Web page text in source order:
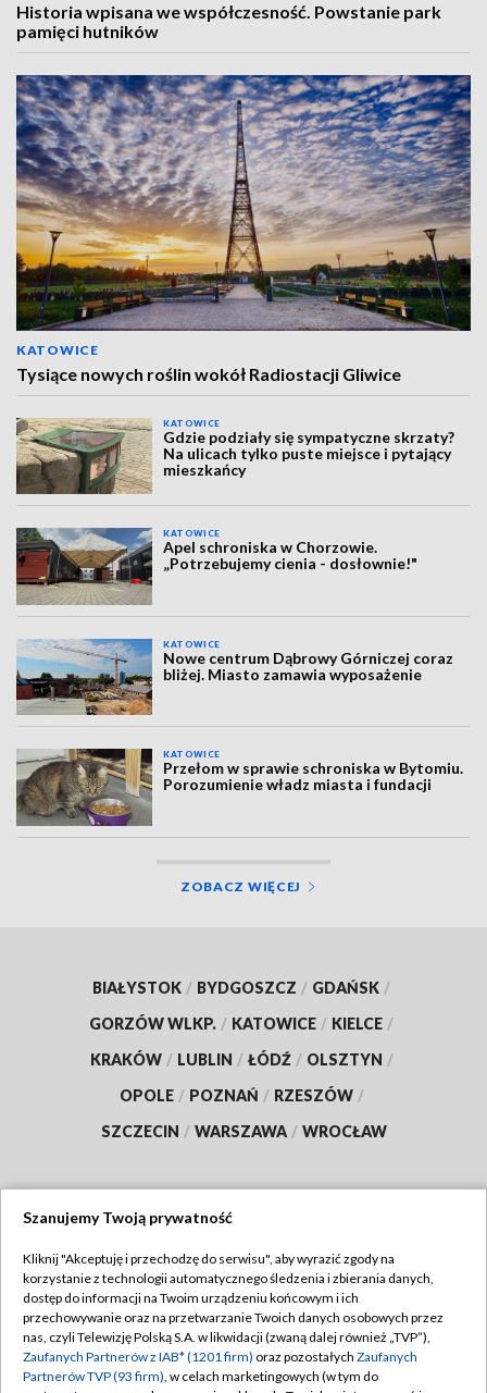
Historia wpisana we współczesność. Powstanie park
pamięci hutników
KATOWICE
Tysiące nowych roślin wokół Radiostacji Gliwice
KATOWICE
Gdzie podziały się sympatyczne skrzaty?
Na ulicach tylko puste miejsce i pytający
mieszkańcy
KATOWICE
Apel schroniska w Chorzowie.
„Potrzebujemy cienia - dosłownie!"
KATOWICE
Nowe centrum Dąbrowy Górniczej coraz
bliżej. Miasto zamawia wyposażenie
KATOWICE
Przełom w sprawie schroniska w Bytomiu.
Porozumienie władz miasta i fundacji
ZOBACZ WIĘCEJ
BIAŁYSTOK / BYDGOSZCZ / GDAŃSK /
GORZÓW WLKP. / KATOWICE / KIELCE /
KRAKÓW / LUBLIN / ŁÓDŹ / OLSZTYN /
OPOLE / POZNAŃ / RZESZÓW /
SZCZECIN / WARSZAWA / WROCŁAW
TVP
Abonament TVP
Emisja w TVP
Centrum informacji TVP
Regulamin TVP
Polityka prywatności
Szanujemy Twoją prywatność
Kliknij "Akceptuję i przechodzę do serwisu", aby wyrazić zgody na
korzystanie z technologii automatycznego śledzenia i zbierania danych,
dostęp do informacji na Twoim urządzeniu końcowym i ich
przechowywanie oraz na przetwarzanie Twoich danych osobowych przez
nas, czyli Telewizję Polską S.A. w likwidacji (zwaną dalej również „TVP”),
Zaufanych Partnerów z IAB* (1201 firm) oraz pozostałych Zaufanych
Partnerów TVP (93 firm), w celach marketingowych (w tym do